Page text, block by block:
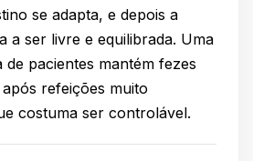
se adapta, e depois a
a ser livre e equilibrada. Uma
de pacientes mantém fezes
refeições muito
costuma ser controlável.